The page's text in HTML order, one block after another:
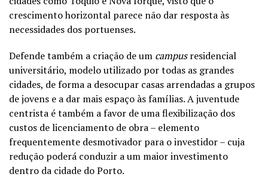
crescimento horizontal parece não dar resposta às
necessidades dos portuenses.
Defende também a criação de um campusresidencial
universitário, modelo utilizado por todas as grandes
cidades, de forma a desocupar casas arrendadas a grupos
de jovens e a dar mais espaço às famílias. A juventude
centrista é também a favor de uma flexibilização dos
custos de licenciamento de obra – elemento
frequentemente desmotivador para o investidor – cuja
redução poderá conduzir a um maior investimento
dentro da cidade do Porto.